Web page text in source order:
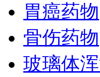
胃癌药物
骨伤药物
玻璃体